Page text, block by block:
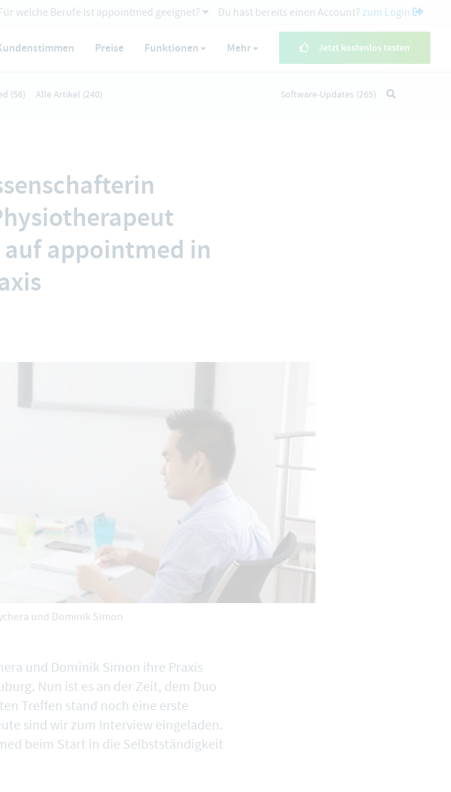
Für welche Berufe ist appointmed geeignet? Du hast bereits einen Account? zum Login
Preise Funktionen Mehr Jetzt kostenlos testen
(56) Alle Artikel (240) Software-Updates (265)
appointmed in
und Dominik Simon
und Dominik Simon ihre Praxis
Nun ist es an der Zeit, dem Duo
Treffen stand noch eine erste
sind wir zum Interview eingeladen.
beim Start in die Selbstständigkeit